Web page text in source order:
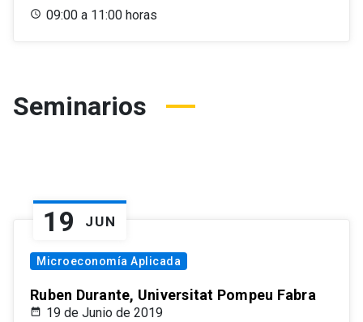
09:00 a 11:00 horas
Seminarios
19 JUN
Microeconomía Aplicada
Ruben Durante, Universitat Pompeu Fabra
19 de Junio de 2019